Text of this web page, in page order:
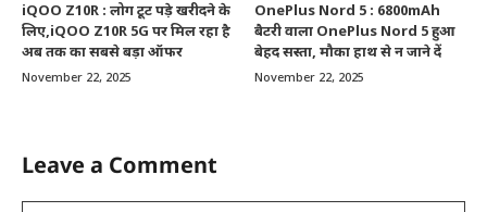
iQOO Z10R : लोग टूट पड़े खरीदने के
लिए,iQOO Z10R 5G पर मिल रहा है
अब तक का सबसे बड़ा ऑफर
November 22, 2025
OnePlus Nord 5 : 6800mAh
बैटरी वाला OnePlus Nord 5 हुआ
बेहद सस्ता, मौका हाथ से न जाने दें
November 22, 2025
Leave a Comment